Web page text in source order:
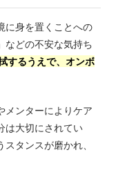
に身を置くことへの
などの不安な気持ち
するうえで、オンボ
メンターによりケア
は大切にされてい
タンスが磨かれ、